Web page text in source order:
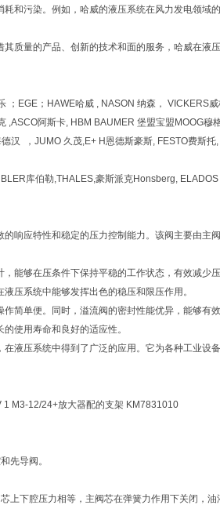
和污染。例如，哈威的液压系统在风力发电领域
质量的产品、创新的技术和面的服务，哈威在液
EGE；HAWE哈威 , NASON 纳森， VICKERS威
,ASCO阿斯卡, HBM BAUMER 堡盟宝盟MOOG穆
，JUMO 久茂,E+ H恩德斯豪斯, FESTO费斯托
库伯勒,THALES,豪斯派克Honsberg,
响应特性和稳定的压力控制能力。该阀主要由主
能够在压条件下保持平稳的工作状态，有效减少
压系统中能够发挥出色的稳压和限压作用。
简单便。同时，溢流阀的密封性能优异，能够有
使用寿命和良好的适应性。
液压系统中得到了广泛的应用。它为各种工业设
M3-12/24+放大器配的支架 KM7831010
先导阀。
下腔压力相等，主阀芯在弹簧力作用下关闭，油